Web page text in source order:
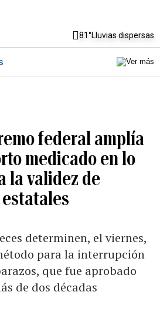
81°Lluvias dispersas
federal amplía
medicado en lo
la validez de
determinen, el viernes,
para la interrupción
que fue aprobado
de dos décadas